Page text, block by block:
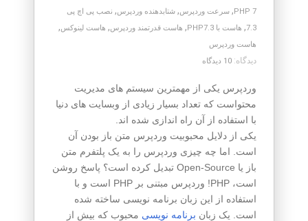
PHP 7
, سرعت وردپرس, شتابدهنده وردپرس, نصب پی اچ پی
7.3
, هاست با PHP7.3 , هاست قدرتمند وردپرس, هاست لینوکس,
هاست وردپرس
دیدگاه: 10 دیدگاه
وردپرس یکی از مهمترین سیستم های مدیریت
محتواست که تعداد بسیار زیادی از وبسایت های دنیا
با استفاده از آن راه اندازی شده اند.
یکی از دلایل محبوبیت وردپرس متن باز بودن آن
است. اما چه چیزی وردپرس را به یک پلتفرم متن
باز یا Open-Source تبدیل کرده است؟ پاسخ روشن
است، PHP! وردپرس مبتنی بر PHP است و با
استفاده از این زبان برنامه نویسی ساخته شده
است. یک زبان برنامه نویسی محبوب که بیش از